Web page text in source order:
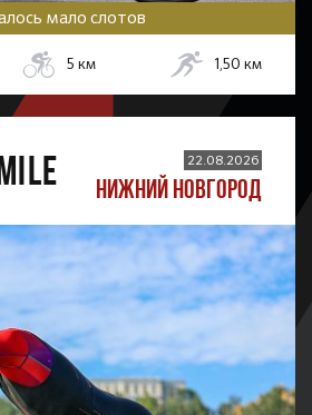
мало слотов
5км 1,50 км
22.08.2026
НИЖНИЙ НОВГОРОД